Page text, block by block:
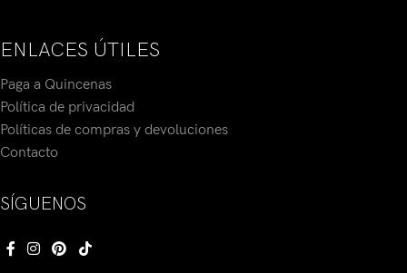
ENLACES ÚTILES
Paga a Quincenas
Política de privacidad
Políticas de compras y devoluciones
Contacto
SÍGUENOS